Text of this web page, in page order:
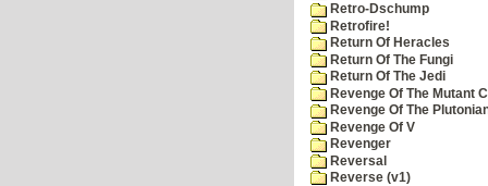
Retro-Dschump
Retrofire!
Return Of Heracles
Return Of The Fungi
Return Of The Jedi
Revenge Of The Mutant
Revenge Of The
Revenge Of V
Revenger
Reversal
Reverse (v1)